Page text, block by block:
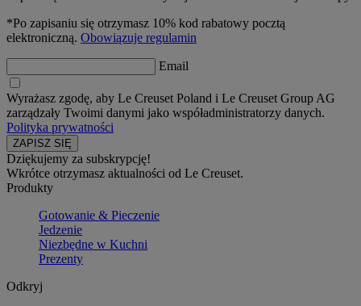
*Po zapisaniu się otrzymasz 10% kod rabatowy pocztą
elektroniczną. Obowiązuje regulamin
Email
Wyrażasz zgodę, aby Le Creuset Poland i Le Creuset Group AG
zarządzały Twoimi danymi jako współadministratorzy danych.
Polityka prywatności
Dziękujemy za subskrypcję!
Wkrótce otrzymasz aktualności od Le Creuset.
Produkty
Gotowanie & Pieczenie
Jedzenie
Niezbędne w Kuchni
Prezenty
Odkryj